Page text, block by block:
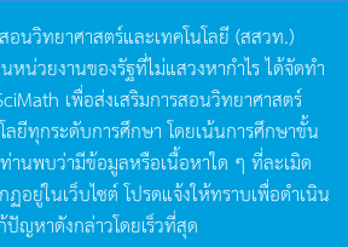
อนวิทยาศาสตร์และเทคโนโลยี (สสวท.)
หน่วยงานของรัฐที่ไม่แสวงหากำไรได้จัดทำ
เพื่อส่งเสริมการสอนวิทยาศาสตร์
ยีทุกระดับการศึกษา โดยเน้นการศึกษาขั้น
านพบว่ามีข้อมูลหรือเนื้อหาใด ๆ ที่ละเมิด
อยู่ในเว็บไซต์โปรดแจ้งให้ทราบเพื่อดำเนิน
ปัญหาดังกล่าวโดยเร็วที่สุด